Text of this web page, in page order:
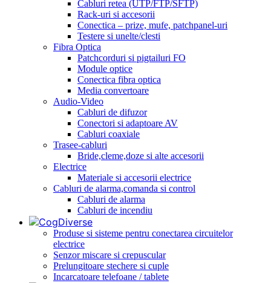
Cabluri retea (UTP/FTP/SFTP)
Rack-uri si accesorii
Conectica – prize, mufe, patchpanel-uri
Testere si unelte/clesti
Fibra Optica
Patchcorduri si pigtailuri FO
Module optice
Conectica fibra optica
Media convertoare
Audio-Video
Cabluri de difuzor
Conectori si adaptoare AV
Cabluri coaxiale
Trasee-cabluri
Bride,cleme,doze si alte accesorii
Electrice
Materiale si accesorii electrice
Cabluri de alarma,comanda si control
Cabluri de alarma
Cabluri de incendiu
Diverse
Produse si sisteme pentru conectarea circuitelor
electrice
Senzor miscare si crepuscular
Prelungitoare stechere si cuple
Incarcatoare telefoane / tablete